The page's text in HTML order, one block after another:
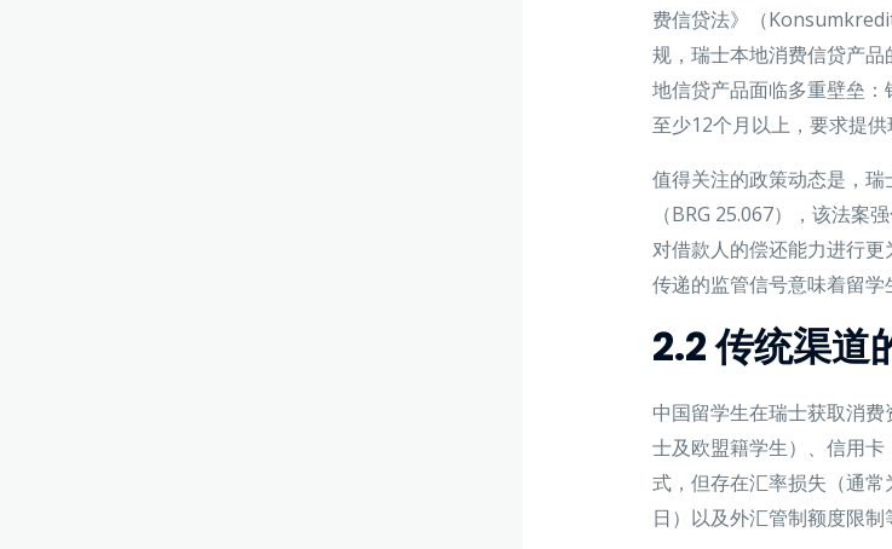
费信贷法》（
规，瑞士本地消费信贷产品
地信贷产品面临多重壁垒
至少12个月以上，要求提
值得关注的政策动态是，瑞
（BRG 25.067），该法案
对借款人的偿还能力进行
传递的监管信号意味着留学
2.2 传统渠道
中国留学生在瑞士获取消
士及欧盟籍学生）、信用
式，但存在汇率损失（通
日）以及外汇管制额度限制